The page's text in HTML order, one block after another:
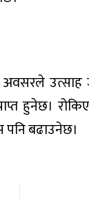
हुनेछ।
बढाउनेछ।